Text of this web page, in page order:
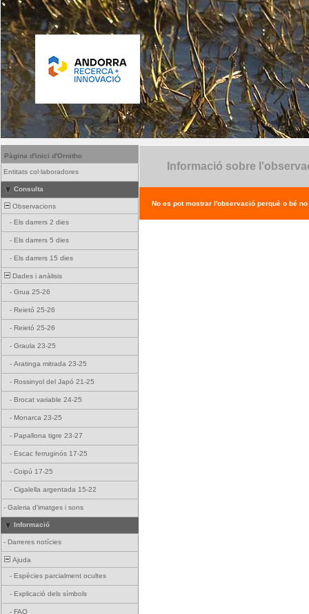
Pàgina d'inici d'Ornitho
Entitats col·laboradores
Consulta
Observacions
- Els darrers 2 dies
- Els darrers 5 dies
- Els darrers 15 dies
Dades i anàlisis
- Grua 25-26
- Reietó 25-26
- Reietó 25-26
- Graula 23-25
- Aratinga mitrada 23-25
- Rossinyol del Japó 21-25
- Brocat variable 24-25
- Monarca 23-25
- Papallona tigre 23-27
- Escac ferruginós 17-25
- Coipú 17-25
- Cigalella argentada 15-22
- Galeria d'imatges i sons
Informació
- Darreres notícies
Ajuda
- Espècies parcialment ocultes
- Explicació dels símbols
- FAQ
Informació sobre
No es pot mostrar l'observació perquè o bé